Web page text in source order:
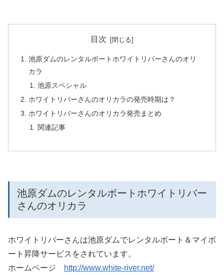
目次
池原ダムのレンタルボートホワイトリバーさんのオリ
カラ
池原スペシャル
ホワイトリバーさんのオリカラの発売時期は？
ホワイトリバーさんのオリカラ発売まとめ
関連記事
池原ダムのレンタルボートホワイトリバー
さんのオリカラ
ホワイトリバーさんは池原ダムでレンタルボート＆マイボ
ート昇降サービスをされています。
ホームページ
http://www.white-river.net/